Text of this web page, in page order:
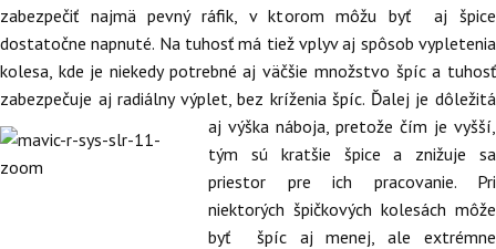
zabezpečiť najmä pevný ráfik, v ktorom môžu byť aj špice
dostatočne napnuté. Na tuhosť má tiež vplyv aj spôsob vypletenia
kolesa, kde je niekedy potrebné aj väčšie množstvo špíc a tuhosť
zabezpečuje aj radiálny výplet, bez kríženia špíc. Ďalej je dôležitá
aj výška náboja, pretože čím je vyšší,
tým sú kratšie špice a znižuje sa
priestor pre ich pracovanie. Pri
niektorých špičkových kolesách môže
byť špíc aj menej, ale extrémne